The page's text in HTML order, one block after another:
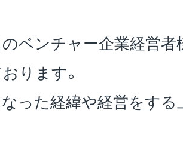
報
ベンチャー企業経営
ります。
った経緯や経営をす